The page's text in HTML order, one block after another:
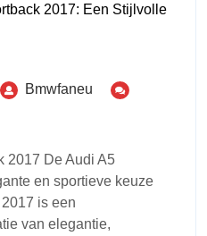
2017: Een Stijlvolle
Bmwfaneu
2017 De Audi A5
en sportieve keuze
is een
van elegantie,